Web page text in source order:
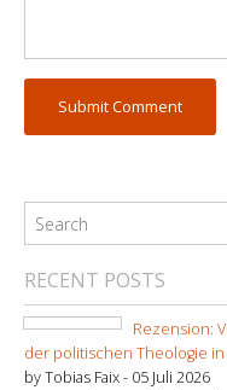
RECENT POSTS
Rezension:
der politischen Theologie in
by Tobias Faix - 05 Juli 2026